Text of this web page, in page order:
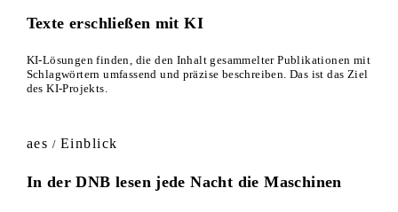
Texte erschließen mit KI
KI-Lösungen finden, die den Inhalt gesammelter Publikationen mit
Schlagwörtern umfassend und präzise beschreiben. Das ist das Ziel
des KI-Projekts.
aes / Einblick
In der DNB lesen jede Nacht die Maschinen